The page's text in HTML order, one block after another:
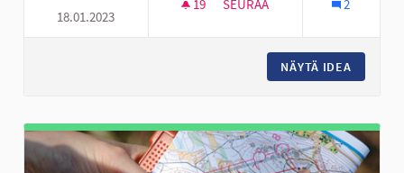
18.01.2023
19 19 SEURAAJAA
SEURAA 2
NÄYTÄ IDEA